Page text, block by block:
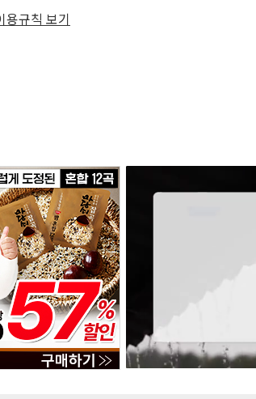
용규칙 보기